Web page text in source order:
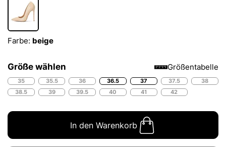
Farbe: beige
Größe wählen Größentabelle
35 35.5 36 36.5 37 37.5
38
38.5
39 39.5 40 41 42
In den Warenkorb